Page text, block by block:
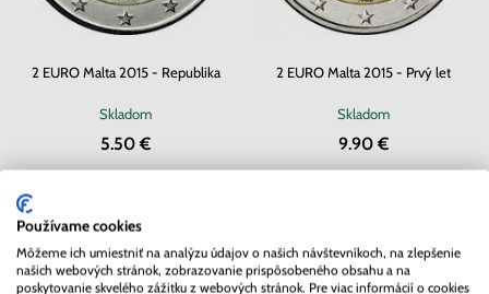
2 EURO Malta 2015 - Republika
Skladom
5.50 €
2 EURO Malta 2015 - Prvý let
Skladom
9.90 €
Používame cookies
Môžeme ich umiestniť na analýzu údajov o našich návštevníkoch, na zlepšenie
našich webových stránok, zobrazovanie prispôsobeného obsahu a na
poskytovanie skvelého zážitku z webových stránok. Pre viac informácií o cookies